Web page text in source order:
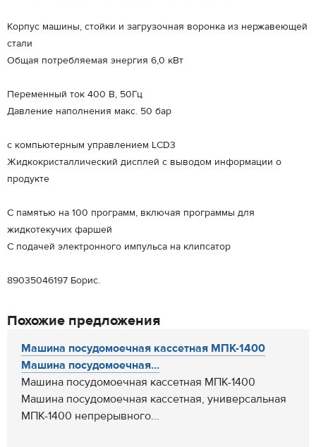
Корпус машины, стойки и загрузочная воронка из нержавеющей
стали
Общая потребляемая энергия 6,0 кВт
Переменный ток 400 В, 50Гц
Давление наполнения макс. 50 бар
с компьютерным управлением LCD3
Жидкокристаллический дисплей с выводом информации о
продукте
С памятью на 100 программ, включая программы для
жидкотекучих фаршей
С подачей электронного импульса на клипсатор
89035046197 Борис.
Похожие предложения
Машина посудомоечная кассетная МПК-1400
Машина посудомоечная...
Машина посудомоечная кассетная МПК-1400
Машина посудомоечная кассетная, универсальная
МПК-1400 непрерывного...